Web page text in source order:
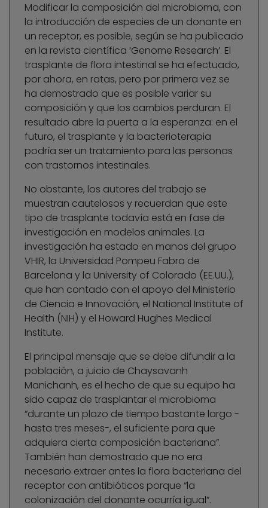
Modificar la composición del microbioma, con
la introducción de especies de un donante en
un receptor, es posible, según se ha publicado
en la revista científica ‘Genome Research’. El
trasplante de flora intestinal se ha efectuado,
por ahora, en ratas, pero por primera vez se
ha demostrado que es posible variar su
composición y que los cambios perduran. El
resultado abre la puerta a la esperanza: en el
futuro, el trasplante y la bacterioterapia
podría ser un tratamiento para las personas
con trastornos intestinales.
No obstante, los autores del trabajo se
muestran cautelosos y recuerdan que este
tipo de trasplante todavía está en fase de
investigación en modelos animales. La
investigación ha estado en manos del grupo
VHIR, la Universidad Pompeu Fabra de
Barcelona y la University of Colorado (EE.UU.),
que han contado con el apoyo del Ministerio
de Ciencia e Innovación, el National Institute of
Health (NIH) y el Howard Hughes Medical
Institute.
El principal mensaje que se debe difundir a la
población, a juicio de Chaysavanh
Manichanh, es el hecho de que su equipo ha
sido capaz de trasplantar el microbioma
“durante un plazo de tiempo bastante largo -
hasta tres meses-, el suficiente para que
adquiera cierta composición bacteriana”.
También han demostrado que no era
necesario extraer antes la flora bacteriana del
receptor con antibióticos porque “la
colonización del donante ocurría igual”.